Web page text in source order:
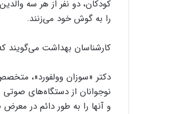
را به گوش خود می‌زنند.
کارشناسان بهداشت
دکتر «سوزان وولفورد»،
نوجوانان از دستگاه‌های
و آنها را به طور دائم در